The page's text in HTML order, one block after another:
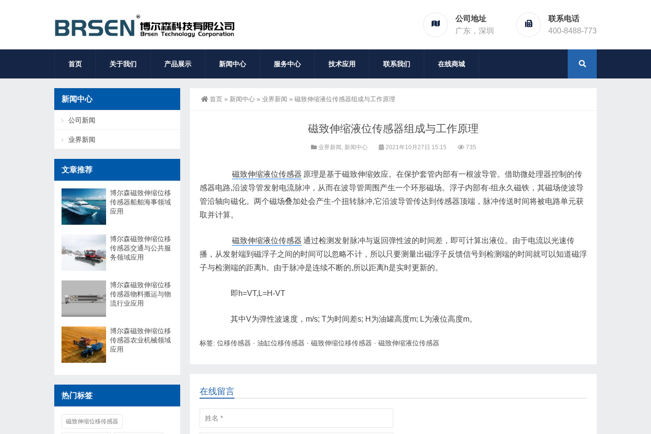
公司地址
广东，深圳
联系电话
400-8488-773
首页 关于我们 产品展示 新闻中心 服务中心 技术应用 联系我们 在线商城
首页 » 新闻中心 » 业界新闻 » 磁致伸缩液位传感器组成与工作原理
磁致伸缩液位传感器组成与工作原理
业界新闻 , 新闻中心 2021年10月27日 15:15 735
磁致伸缩液位传感器 原理是基于磁致伸缩效应。在保护套管内部有一根波导管。借助微处理器控制的传
感器电路,沿波导管发射电流脉冲，从而在波导管周围产生一个环形磁场。浮子内部有-组永久磁铁，其磁场使波导
管沿轴向磁化。两个磁场叠加处会产生-个扭转脉冲,它沿波导管传达到传感器顶端，脉冲传送时间将被电路单元获
取并计算。
磁致伸缩液位传感器 通过检测发射脉冲与返回弹性波的时间差，即可计算出液位。由于电流以光速传
播，从发射端到磁浮子之间的时间可以忽略不计，所以只要测量出磁浮子反馈信号到检测端的时间就可以知道磁浮
子与检测端的距离h。由于脉冲是连续不断的,所以距离h是实时更新的。
即h=VT,L=H-VT
其中V为弹性波速度，m/s; T为时间差s; H为油罐高度m; L为液位高度m。
标签: 位移传感器 · 油缸位移传感器 · 磁致伸缩位移传感器 · 磁致伸缩液位传感器
在线留言
新闻中心
公司新闻
业界新闻
文章推荐
博尔森磁致伸缩位移
传感器船舶海事领域
应用
博尔森磁致伸缩位移
传感器交通与公共服
务领域应用
博尔森磁致伸缩位移
传感器物料搬运与物
流行业应用
博尔森磁致伸缩位移
传感器农业机械领域
应用
热门标签
磁致伸缩位移传感器